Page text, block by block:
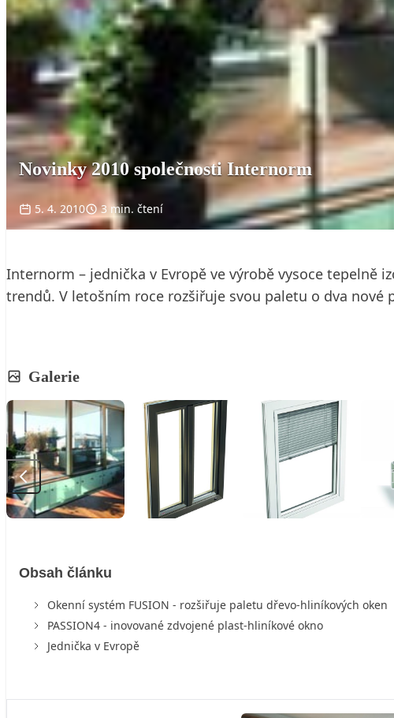
Novinky 2010 společnosti Internorm
5. 4. 2010 3 min. čtení
Internorm – jednička v Evropě ve výrobě vysoce tepelně
trendů. V letošním roce rozšiřuje svou paletu o dva nové
Galerie
Obsah článku
Okenní systém FUSION - rozšiřuje paletu dřevo-hliníkových oken
PASSION4 - inovované zdvojené plast-hliníkové okno
Jednička v Evropě